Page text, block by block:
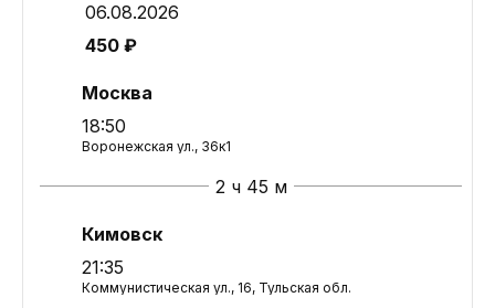
06.08.2026
450 ₽
Москва
18:50
Воронежская ул., 36к1
2 ч 45 м
Кимовск
21:35
Коммунистическая ул., 16, Тульская обл.